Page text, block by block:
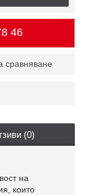
46
сравняване
(0)
на
които